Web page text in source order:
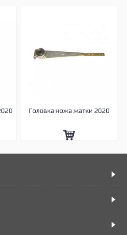
Головка ножа жатки 2020